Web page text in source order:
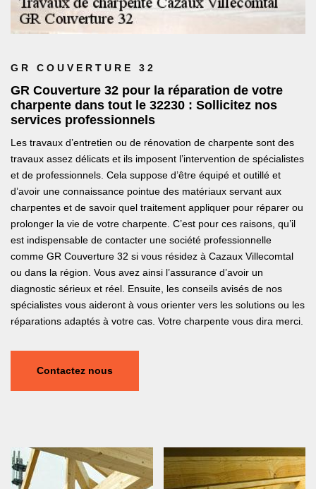
GR COUVERTURE 32
GR Couverture 32 pour la réparation de votre
charpente dans tout le 32230 : Sollicitez nos
services professionnels
Les travaux d’entretien ou de rénovation de charpente sont des
travaux assez délicats et ils imposent l’intervention de spécialistes
et de professionnels. Cela suppose d’être équipé et outillé et
d’avoir une connaissance pointue des matériaux servant aux
charpentes et de savoir quel traitement appliquer pour réparer ou
prolonger la vie de votre charpente. C’est pour ces raisons, qu’il
est indispensable de contacter une société professionnelle
comme GR Couverture 32 si vous résidez à Cazaux Villecomtal
ou dans la région. Vous avez ainsi l’assurance d’avoir un
diagnostic sérieux et réel. Ensuite, les conseils avisés de nos
spécialistes vous aideront à vous orienter vers les solutions ou les
réparations adaptés à votre cas. Votre charpente vous dira merci.
Contactez nous